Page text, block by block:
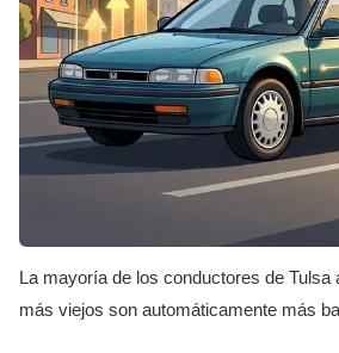
La mayoría de los conductores de Tulsa
más viejos son automáticamente más